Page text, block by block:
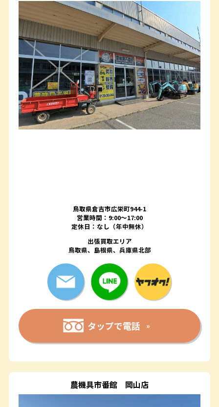
鳥取県倉吉市広栄町944-1
営業時間：9:00～17:00
定休日：なし（年中無休）
出張買取エリア
鳥取県、島根県、兵庫県北部
タップで電話
農機具市番館 岡山店